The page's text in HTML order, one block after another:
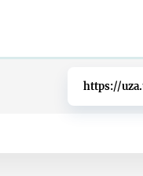
https://